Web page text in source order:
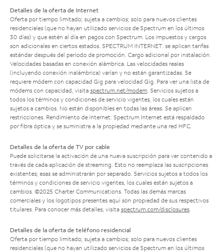
Detalles de la oferta de Internet
Oferta por tiempo limitado; sujeta a cambios; solo para nuevos clientes
residenciales (que no hayan utilizado servicios de Spectrum en los últimos
30 días) y que estén al día en pagos con Spectrum. Los impuestos y cargos
son adicionales en ciertos estados. SPECTRUM INTERNET: se aplican tarifas
estándar después del período de promoción. Cargo adicional por instalación.
Velocidades basadas en conexión alámbrica. Las velocidades reales
(incluyendo conexión inalámbrica) varían y no están garantizadas. Se
requiere módem con capacidad Gig para velocidad Gig. Para ver una lista de
módems con capacidad, visita spectrum.net/modem . Servicios sujetos a
todos los términos y condiciones de servicio vigentes, los cuales están
sujetos a cambios. No están disponibles en todas las áreas. Se aplican
restricciones. Rendimiento de Internet: Spectrum Internet está respaldado
por fibra óptica y se suministra a la propiedad mediante una red HFC.
Detalles de la oferta de TV por cable
Puede solicitarse la activación de una nueva suscripción para ver contenido a
través de cada aplicación de streaming. Esto no reemplaza las suscripciones
existentes; esas se administrarán por separado. Servicios sujetos a todos los
términos y condiciones de servicio vigentes, los cuales están sujetos a
cambios. ©2025 Charter Communications. Todas las demás marcas
comerciales y los logotipos presentes aquí son propiedad de sus respectivos
titulares. Para conocer más detalles, visita spectrum.com/disclosures
Detalles de la oferta de teléfono residencial
Oferta por tiempo limitado; sujeta a cambios; solo para nuevos clientes
residenciales (que no hayan utilizado servicios de Spectrum en los últimos